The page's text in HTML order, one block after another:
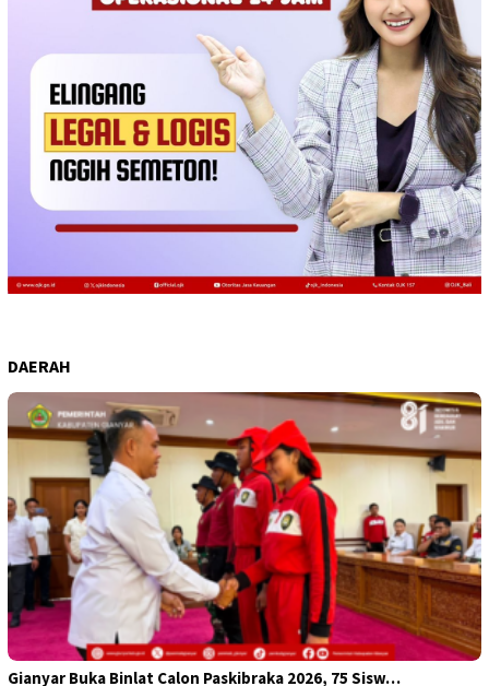
DAERAH
Gianyar Buka Binlat Calon Paskibraka 2026, 75 Sisw…